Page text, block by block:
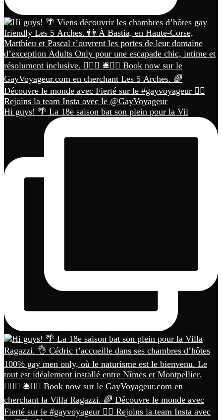
Hi guys! 🌴 La 18e saison bat son plein pour la Vil